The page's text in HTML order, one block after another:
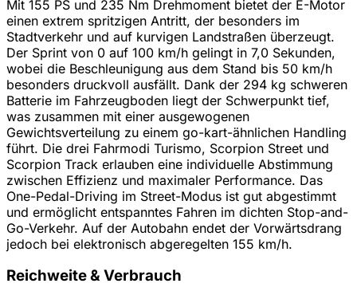
Mit 155 PS und 235 Nm Drehmoment bietet der E-Motor
einen extrem spritzigen Antritt, der besonders im
Stadtverkehr und auf kurvigen Landstraßen überzeugt.
Der Sprint von 0 auf 100 km/h gelingt in 7,0 Sekunden,
wobei die Beschleunigung aus dem Stand bis 50 km/h
besonders druckvoll ausfällt. Dank der 294 kg schweren
Batterie im Fahrzeugboden liegt der Schwerpunkt tief,
was zusammen mit einer ausgewogenen
Gewichtsverteilung zu einem go-kart-ähnlichen Handling
führt. Die drei Fahrmodi Turismo, Scorpion Street und
Scorpion Track erlauben eine individuelle Abstimmung
zwischen Effizienz und maximaler Performance. Das
One-Pedal-Driving im Street-Modus ist gut abgestimmt
und ermöglicht entspanntes Fahren im dichten Stop-and-
Go-Verkehr. Auf der Autobahn endet der Vorwärtsdrang
jedoch bei elektronisch abgeregelten 155 km/h.
Reichweite & Verbrauch